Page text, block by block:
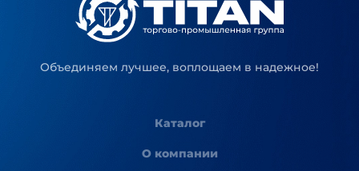
Объединяем лучшее, воплощаем в надежное!
Каталог
О компании